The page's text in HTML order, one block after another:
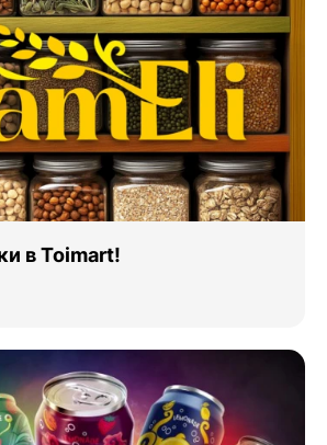
в Toimart!